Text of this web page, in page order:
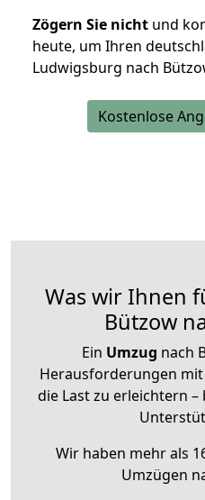
Zögern Sie nicht und
heute, um Ihren
Ludwigsburg nach
Kostenlose
Was wir Ihnen
Bützow
Ein Umzug nach
Herausforderungen
die Last zu erleichtern
Wir haben mehr als
Umzügen